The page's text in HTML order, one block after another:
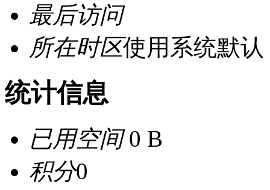
最后访问
所在时区使用系统默认
统计信息
已用空间0 B
积分0